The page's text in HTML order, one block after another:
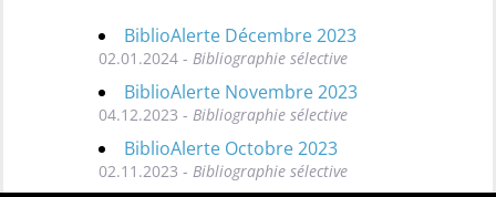
BiblioAlerte Décembre 2023
02.01.2024 - Bibliographie sélective
BiblioAlerte Novembre 2023
04.12.2023 - Bibliographie sélective
BiblioAlerte Octobre 2023
02.11.2023 - Bibliographie sélective